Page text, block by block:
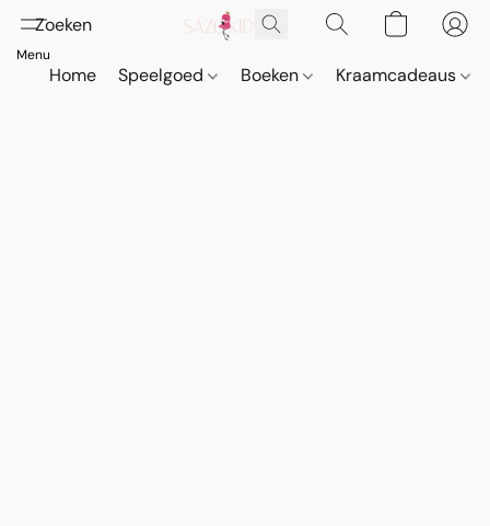
Home Speelgoed Boeken Kraamcadeaus